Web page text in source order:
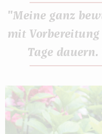
"Meine ganz
mit Vorbereitung
Tage